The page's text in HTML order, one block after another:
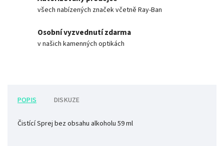
všech nabízených značek včetně Ray-Ban
Osobní vyzvednutí zdarma
v našich kamenných optikách
POPIS DISKUZE
Čistící Sprej bez obsahu alkoholu 59 ml